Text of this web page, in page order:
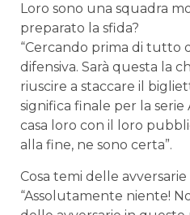
Loro sono una squadra
preparato la sfida?
“Cercando prima di tutto
difensiva. Sarà questa la
riuscire a staccare il
significa finale per la serie
casa loro con il loro
alla fine, ne sono certa”.
Cosa temi delle
“Assolutamente niente!